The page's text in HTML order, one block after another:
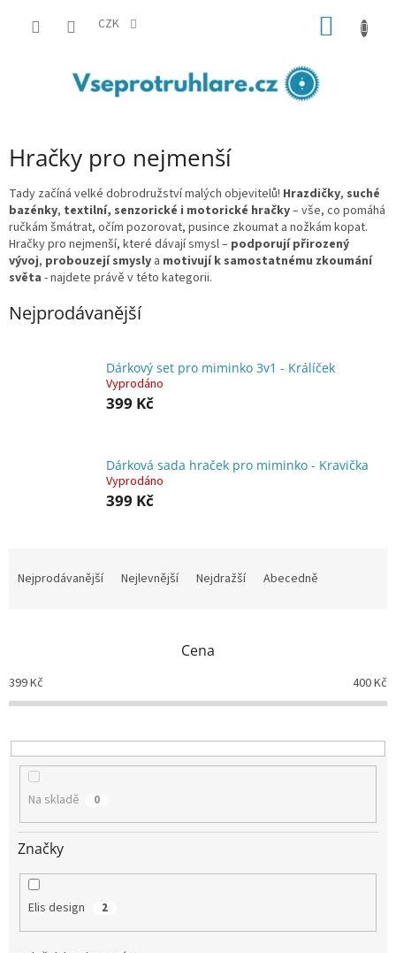
CZK
Hračky pro nejmenší
Tady začíná velké dobrodružství malých objevitelů! Hrazdičky, suché
bazénky, textilní, senzorické i motorické hračky– vše, co pomáhá
ručkám šmátrat, očím pozorovat, pusince zkoumat a nožkám kopat.
Hračky pro nejmenší, které dávají smysl – podporují přirozený
vývoj, probouzejí smysly a motivují k samostatnému zkoumání
světa - najdete právě v této kategorii.
Nejprodávanější
Dárkový set pro miminko 3v1 - Králíček
Vyprodáno
399 Kč
Dárková sada hraček pro miminko - Kravička
Vyprodáno
399 Kč
p
r
o
u
Nejprodávanější Nejlevnější Nejdražší Abecedně
Cena
399Kč 400Kč
Na skladě 0
Značky
Elis design 2